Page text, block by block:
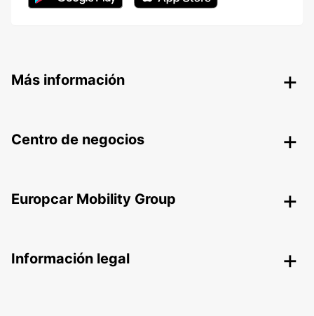
Más información
Centro de negocios
Europcar Mobility Group
Información legal